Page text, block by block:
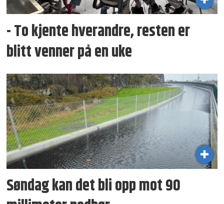
- To kjente hverandre, resten er
blitt venner på en uke
Søndag kan det bli opp mot 90